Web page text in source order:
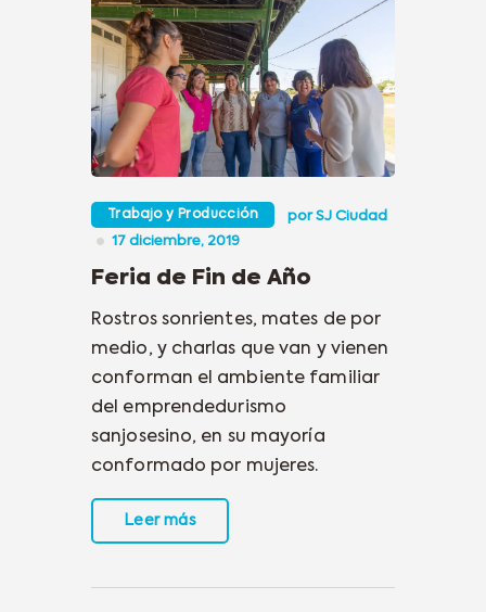
Trabajo y Producción porSJ Ciudad
17 diciembre, 2019
Feria de Fin de Año
Rostros sonrientes, mates de por
medio, y charlas que van y vienen
conforman el ambiente familiar
del emprendedurismo
sanjosesino, en su mayoría
conformado por mujeres.
Leer más